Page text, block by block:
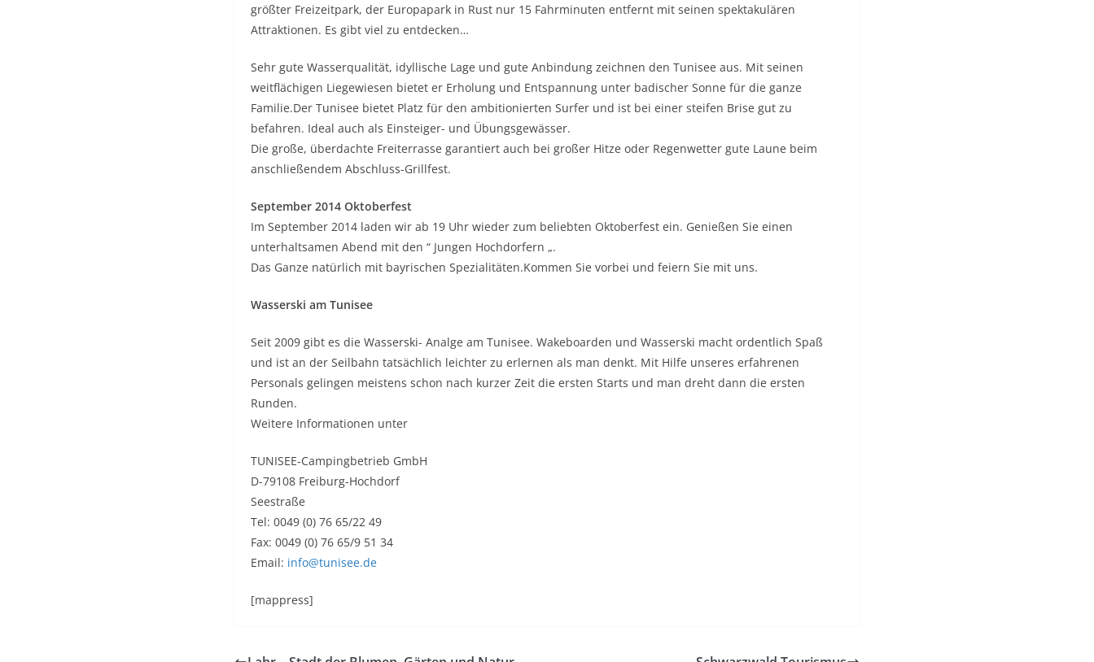
größter Freizeitpark, der Europapark in Rust nur 15 Fahrminuten entfernt mit seinen spektakulären
Attraktionen. Es gibt viel zu entdecken…
Sehr gute Wasserqualität, idyllische Lage und gute Anbindung zeichnen den Tunisee aus. Mit seinen
weitflächigen Liegewiesen bietet er Erholung und Entspannung unter badischer Sonne für die ganze
Familie.Der Tunisee bietet Platz für den ambitionierten Surfer und ist bei einer steifen Brise gut zu
befahren. Ideal auch als Einsteiger- und Übungsgewässer.
Die große, überdachte Freiterrasse garantiert auch bei großer Hitze oder Regenwetter gute Laune beim
anschließendem Abschluss-Grillfest.
September 2014 Oktoberfest
Im September 2014 laden wir ab 19 Uhr wieder zum beliebten Oktoberfest ein. Genießen Sie einen
unterhaltsamen Abend mit den “ Jungen Hochdorfern „.
Das Ganze natürlich mit bayrischen Spezialitäten.Kommen Sie vorbei und feiern Sie mit uns.
Wasserski am Tunisee
Seit 2009 gibt es die Wasserski- Analge am Tunisee. Wakeboarden und Wasserski macht ordentlich Spaß
und ist an der Seilbahn tatsächlich leichter zu erlernen als man denkt. Mit Hilfe unseres erfahrenen
Personals gelingen meistens schon nach kurzer Zeit die ersten Starts und man dreht dann die ersten
Runden.
Weitere Informationen unter
TUNISEE-Campingbetrieb GmbH
D-79108 Freiburg-Hochdorf
Seestraße
Tel: 0049 (0) 76 65/22 49
Fax: 0049 (0) 76 65/9 51 34
Email: info@tunisee.de
[mappress]